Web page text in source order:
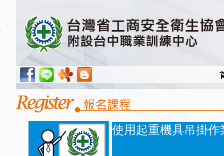
使用起重機具吊掛